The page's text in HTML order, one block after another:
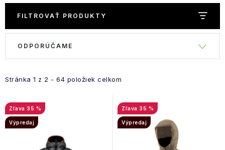
FILTROVAŤ PRODUKTY
p
s
p
Stránka 1 z 2 - 64 položiek celkom
e
i
e
ODPORÚČAME
35 %
Výpredaj
35 %
Výpredaj